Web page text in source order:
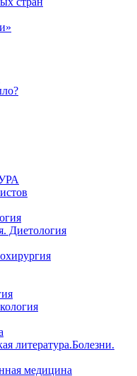
Диетология
литература.Болезни.
медицина